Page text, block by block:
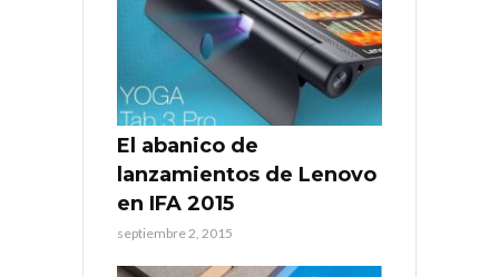
El abanico de
lanzamientos de Lenovo
en IFA 2015
septiembre 2, 2015